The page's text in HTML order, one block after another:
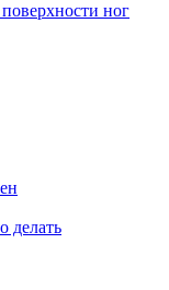
ног
делать